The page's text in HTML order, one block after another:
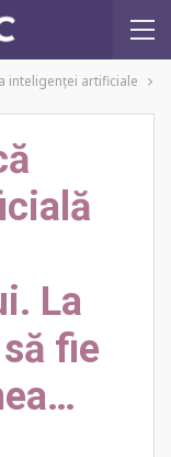
inteligenței artificiale
La
fie